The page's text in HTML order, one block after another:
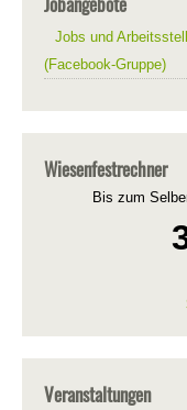
Jobs und
(Facebook-Gruppe)
Wiesenfestrechner
Bis zum
Veranstaltungen